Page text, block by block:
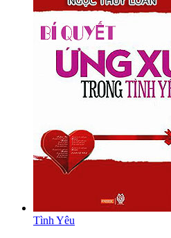
Tình Yêu